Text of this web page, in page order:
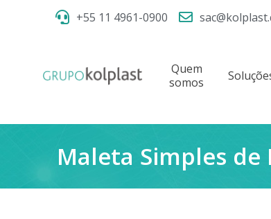
+55 11 4961-0900
Quem
somos
Maleta Simples de